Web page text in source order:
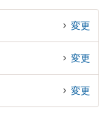
事務所の松尾 裕介弁護
めい総合法律事務所の
くの弁護士を検索した
内の弁護士に相談予約
変更
変更
変更